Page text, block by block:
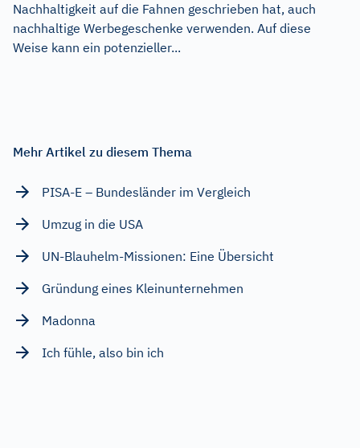
Nachhaltigkeit auf die Fahnen geschrieben hat, auch
nachhaltige Werbegeschenke verwenden. Auf diese
Weise kann ein potenzieller...
Mehr Artikel zu diesem Thema
PISA-E – Bundesländer im Vergleich
Umzug in die USA
UN-Blauhelm-Missionen: Eine Übersicht
Gründung eines Kleinunternehmen
Madonna
Ich fühle, also bin ich